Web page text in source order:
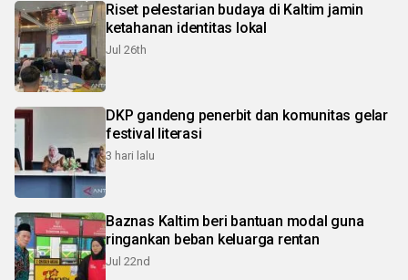
Riset pelestarian budaya di Kaltim jamin
ketahanan identitas lokal
Jul 26th
DKP gandeng penerbit dan komunitas gelar
festival literasi
3 hari lalu
Baznas Kaltim beri bantuan modal guna
ringankan beban keluarga rentan
Jul 22nd